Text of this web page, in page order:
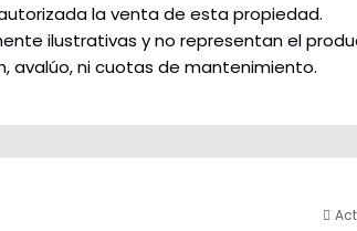
la venta de esta propiedad.
ilustrativas y no representan el
avalúo, ni cuotas de mantenimiento.